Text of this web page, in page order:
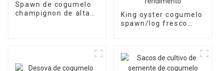
Spawn de cogumelo
champignon de alta
King oyster cogumelo
spawn/log fresco